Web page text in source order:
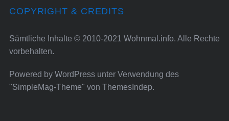
COPYRIGHT & CREDITS
Sämtliche Inhalte © 2010-2021 Wohnmal.info. Alle Rechte
vorbehalten.
Powered by WordPressunter Verwendung des
"SimpleMag-Theme" von ThemesIndep.